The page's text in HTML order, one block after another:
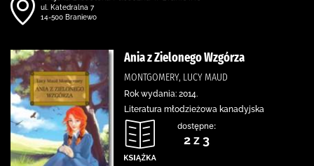
ul. Katedralna 7
14-500 Braniewo
Ania z Zielonego Wzgórza
MONTGOMERY, LUCY MAUD
Rok wydania: 2014.
Literatura młodzieżowa kanadyjska
dostępne:
2 z 3